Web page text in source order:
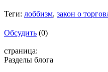
Теги: лоббизм, закон о
Обсудить (0)
страница:
Разделы блога